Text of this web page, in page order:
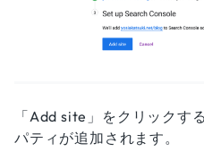
「Add site」をクリックす
パティが追加されます。